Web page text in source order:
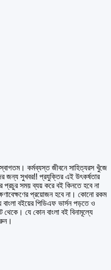
কর্মব্যস্ত জীবনে সাহিত্যরস খুঁজে
জন্য সুখবর!! প্রযুক্তির এই উৎকর্ষতার
সময় ব্যয় করে বই কিনতে হবে না
প্রয়োজন হবে না। কোনো রকম
বাংলা বইয়ের পিডিএফ ভার্সন পড়তে ও
যে কোন বাংলা বই বিনামূল্যে